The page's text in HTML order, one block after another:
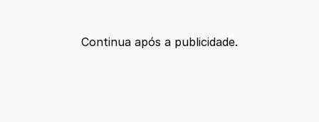
Continua após a publicidade.